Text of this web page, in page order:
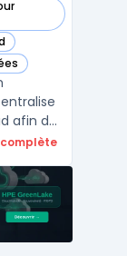
(Microsoft
(Microsoft
(Microsoft
afin de
et
complète